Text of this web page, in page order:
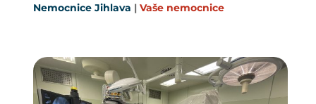
Nemocnice Jihlava | Vaše nemocnice